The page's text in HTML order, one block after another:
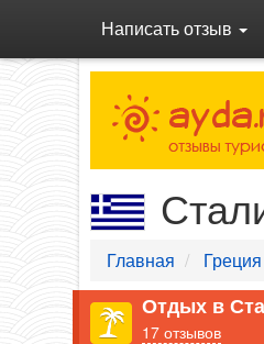
Написать отзыв
Главная Греция
Отдых в
17 отзывов